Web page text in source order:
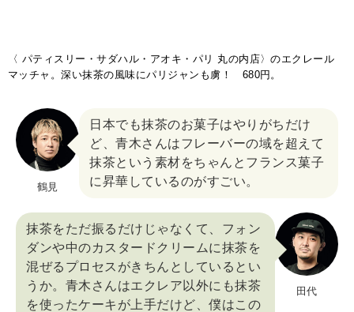
〈 パティスリー・サダハル・アオキ・パリ 丸の内店〉のエクレール
マッチャ。深い抹茶の風味にパリジャンも虜！ 680円。
鶴見
日本でも抹茶のお菓子はやりがちだけ
ど、青木さんはフレーバーの域を超えて
抹茶という素材をちゃんとフランス菓子
に昇華しているのがすごい。
田代
抹茶をただ振るだけじゃなくて、フォン
ダンや中のカスタードクリームに抹茶を
混ぜるプロセスがきちんとしているとい
うか。青木さんはエクレア以外にも抹茶
を使ったケーキが上手だけど、僕はこの